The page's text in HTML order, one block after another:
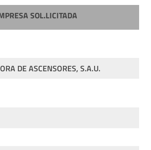
SOL.LICITADA
DE ASCENSORES, S.A.U.